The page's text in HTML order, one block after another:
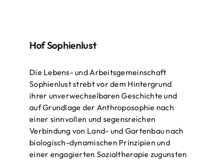
Hof Sophienlust
Die Lebens- und Arbeitsgemeinschaft
Sophienlust strebt vor dem Hintergrund
ihrer unverwechselbaren Geschichte und
auf Grundlage der Anthroposophie nach
einer sinnvollen und segensreichen
Verbindung von Land- und Gartenbau nach
biologisch-dynamischen Prinzipien und
einer engagierten Sozialtherapie zugunsten